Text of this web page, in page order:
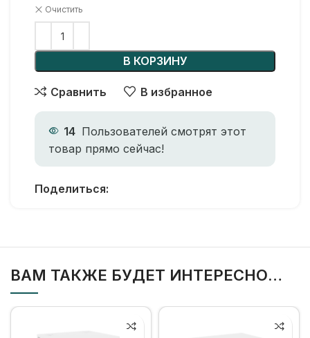
Очистить
В КОРЗИНУ
Сравнить В избранное
14 Пользователей смотрят этот
товар прямо сейчас!
Поделиться:
ВАМ ТАКЖЕ БУДЕТ ИНТЕРЕСНО…